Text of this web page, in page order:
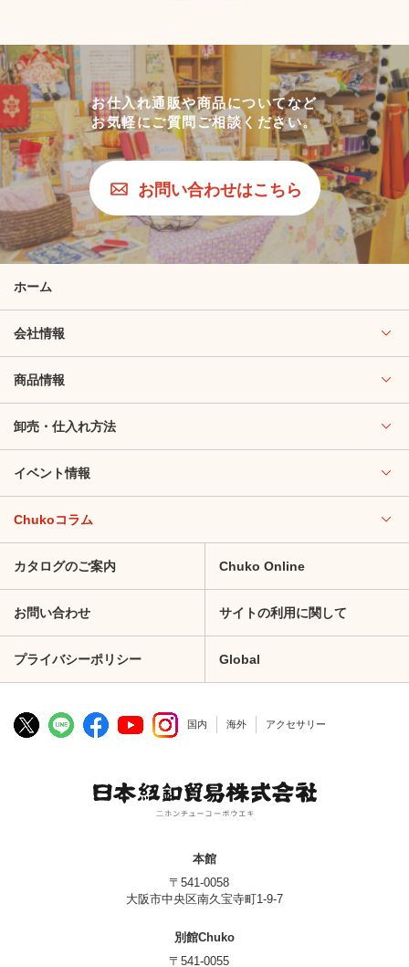
お仕入れ通販や商品についてなど
お気軽にご質問ご相談ください。
お問い合わせはこちら
ホーム
会社情報
商品情報
卸売・仕入れ方法
イベント情報
Chukoコラム
カタログのご案内 Chuko Online
お問い合わせ サイトの利用に関して
プライバシーポリシー Global
国内 海外 アクセサリー
本館
〒541-0058
大阪市中央区南久宝寺町1-9-7
別館Chuko
〒541-0055